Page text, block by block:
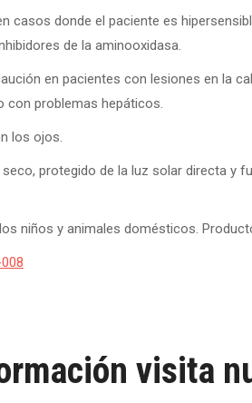
casos donde el paciente es
de la aminooxidasa.
en pacientes con lesiones en la
con problemas hepáticos.
los ojos.
protegido de la luz solar directa y
niños y animales domésticos.
visita